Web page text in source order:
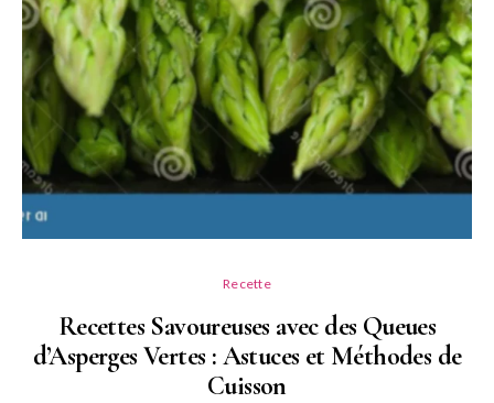
Recette
Recettes Savoureuses avec des Queues
d’Asperges Vertes : Astuces et Méthodes de
Cuisson